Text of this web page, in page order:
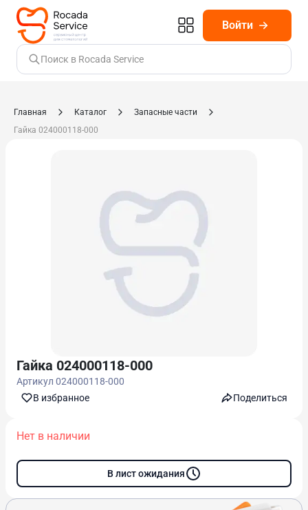
Войти
Поиск в Rocada Service
Главная Каталог
Запасные части
Гайка 024000118-000
Гайка 024000118-000
Артикул 024000118-000
В избранноe
Поделиться
Нет в наличии
В лист ожидания